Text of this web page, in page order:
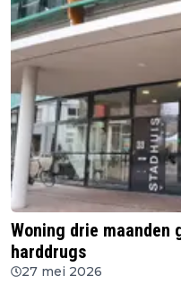
Woning drie maanden
harddrugs
27 mei 2026